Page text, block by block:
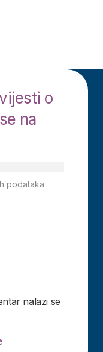
o
na
podataka
nalazi se